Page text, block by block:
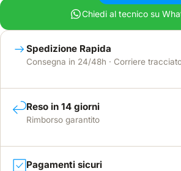
Chiedi al tecnico su
Spedizione Rapida
Consegna in 24/48h · Corriere
Reso in 14 giorni
Rimborso garantito
Pagamenti sicuri